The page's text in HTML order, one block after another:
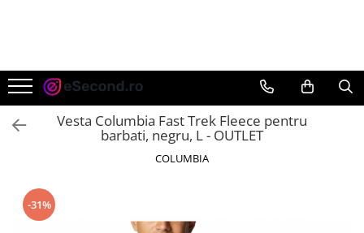
Auto Moto
Accesorii Auto
Anvelope & Jante
Electronice Auto
Intretinere & Cosmetica auto
Vesta Columbia Fast Trek Fleece pentru
barbati, negru, L - OUTLET
COLUMBIA
-31%